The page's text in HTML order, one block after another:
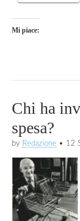
Mi piace:
Chi ha
spesa?
by Redazione • 12